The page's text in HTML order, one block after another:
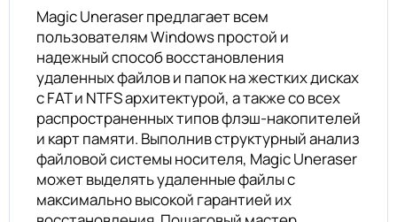
Magic Uneraser предлагает всем
пользователям Windows простой и
надежный способ восстановления
удаленных файлов и папок на жестких дисках
с FAT и NTFS архитектурой, а также со всех
распространенных типов флэш-накопителей
и карт памяти. Выполнив структурный анализ
файловой системы носителя, Magic Uneraser
может выделять удаленные файлы с
максимально высокой гарантией их